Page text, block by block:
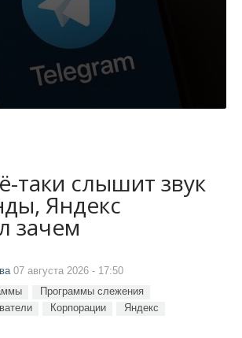
таки слышит звук
Яндекс
зачем
07 августа 2026 - 17:50
Программы слежения
Корпорации Яндекс